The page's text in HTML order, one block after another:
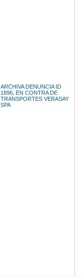
ARCHIVA DENUNCIA ID
1896, EN CONTRA DE
TRANSPORTES VERASAY
SPA